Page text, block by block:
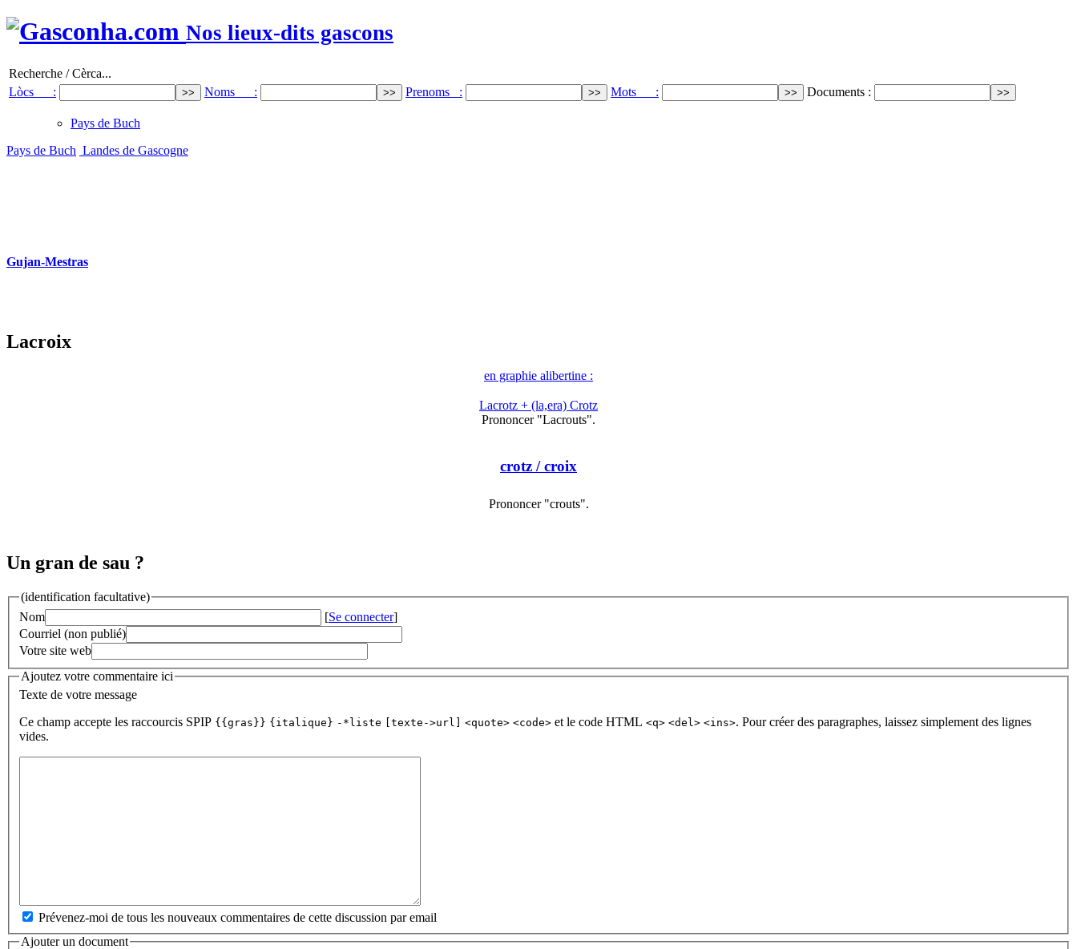
Nos lieux-dits gascons
Recherche / Cèrca...
Lòcs :
Noms : Prenoms : Mots : Documents :
Pays de Buch
Pays de Buch Landes de Gascogne
Gujan-Mestras
Lacroix
en graphie alibertine :
Lacrotz + (la,era) Crotz
Prononcer "Lacrouts".
crotz / croix
Prononcer "crouts".
Un gran de sau ?
(identification facultative)
Nom
[Se connecter]
Courriel (non publié)
Votre site web
Ajoutez votre commentaire ici
Texte de votre message
Ce champ accepte les raccourcis SPIP {{gras}} {italique} -*liste [texte->url] <quote> <code> et le code HTML <q> <del> <ins>. Pour créer des paragraphes, laissez simplement des lignes
vides.
Prévenez-moi de tous les nouveaux commentaires de cette discussion par email
Ajouter un document